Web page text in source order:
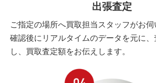
出張査定
ご指定の場所へ買取担当スタッフがお
確認後にリアルタイムのデータを元に、
し、買取査定額をお伝えします。